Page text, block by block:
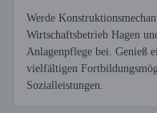
Werde
Wirtschaftsbetrieb Hagen
Anlagenpflege bei. Genieß
vielfältigen
Sozialleistungen.